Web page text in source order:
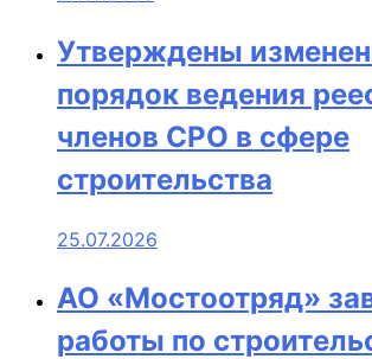
Утверждены
порядок ведения
членов СРО в сфере
строительства
25.07.2026
АО «Мостоотряд»
работы по